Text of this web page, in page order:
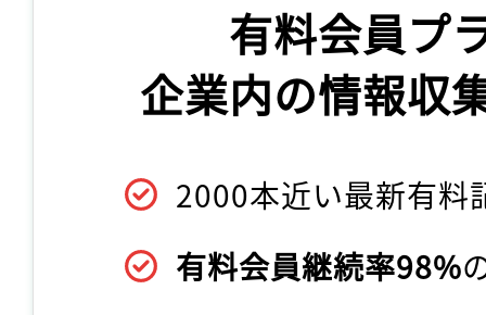
有料会員プ
企業内の情報収
2000本近い最新有料
有料会員継続率98%